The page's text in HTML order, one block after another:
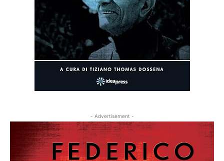
- Advertisement -